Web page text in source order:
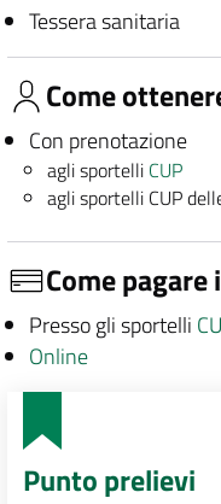
Tessera sanitaria
Come
Con prenotazione
agli sportelli CUP
agli sportelli CUP
Come
Presso gli sportelli
Online
Punto prelievi